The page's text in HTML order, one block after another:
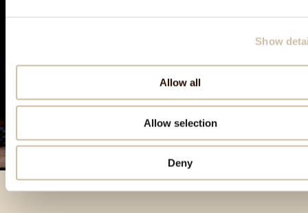
Show
Allow all
Allow selection
Deny